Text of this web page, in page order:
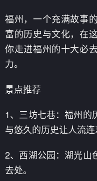
福州，一个充满故事
富的历史与文化，在
你走进福州的十大必
力。
景点推荐
1、三坊七巷：福州的
与悠久的历史让人流连
2、西湖公园：湖光山
去处。